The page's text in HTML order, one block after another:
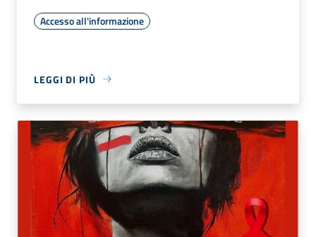
Accesso all'informazione
LEGGI DI PIÙ